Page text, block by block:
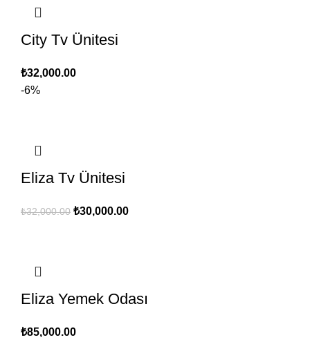
City Tv Ünitesi
₺32,000.00
-6%
Eliza Tv Ünitesi
₺32,000.00 Orijinal
₺30,000.00Şu
Eliza Yemek Odası
₺85,000.00